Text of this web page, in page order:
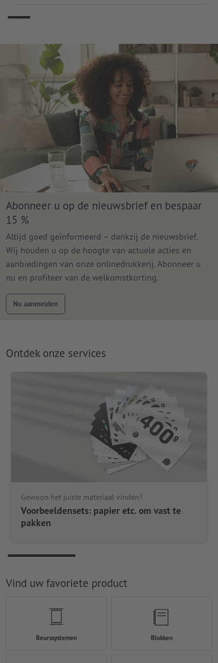
Abonneer u op de nieuwsbrief en bespaar
15 %
Altijd goed geïnformeerd – dankzij de nieuwsbrief.
Wij houden u op de hoogte van actuele acties en
aanbiedingen van onze onlinedrukkerij. Abonneer u
nu en profiteer van de welkomstkorting.
Nu aanmelden
Ontdek onze services
Gewoon het juiste materiaal vinden?
Voorbeeldensets: papier etc. om vast te
pakken
Vind uw favoriete product
Beurssystemen Blokken